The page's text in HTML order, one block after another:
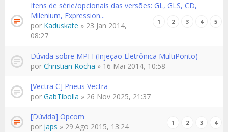
Itens de série/opcionais das versões: GL, GLS, CD,
Milenium, Expression...
1 2 3 4 5
por Kaduskate » 23 Jan 2014,
08:27
Dúvida sobre MPFI (Injeção Eletrônica MultiPonto)
por Christian Rocha » 16 Mai 2014, 10:58
[Vectra C] Pneus Vectra
por GabTibolla » 26 Nov 2025, 21:37
[Dúvida] Opcom
1 2 3 4
por japs » 29 Ago 2015, 13:24